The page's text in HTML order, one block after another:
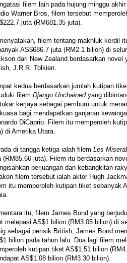
filem lain pada hujung minggu
Warner Bros, filem tersebut
juta (RM681.35 juta).
filem tentang makhluk kerdil
AS$686.7 juta (RM2.1 bilion) di
dari New Zealand berdasarkan novel
J.R.R. Tolkien.
kedua berdasarkan jumlah kutipan
filem Django Unchainedyang
kerjaya sebagai pemburu untuk
bagi mendapatkan ganjaran
DiCaprio. Filem itu memperoleh
di Amerika Utara.
di tangga ketiga ialah filem Les
(RM85.66 juta). Filem itu berdasarkan
perjuangan dan kebangkitan
filem tersebut ialah aktor Hugh
itu memperoleh kutipan tiket sebanyak
itu, filem James Bond yang berjudul
melepasi AS$1 bilion (RM3.05 bilion) di
sebagai perisik British, James Bond
bilion pada tahun lalu. Dua lagi filem
kutipan tiket AS$1.51 bilion
AS$1.08 bilion (RM3.30 bilion).